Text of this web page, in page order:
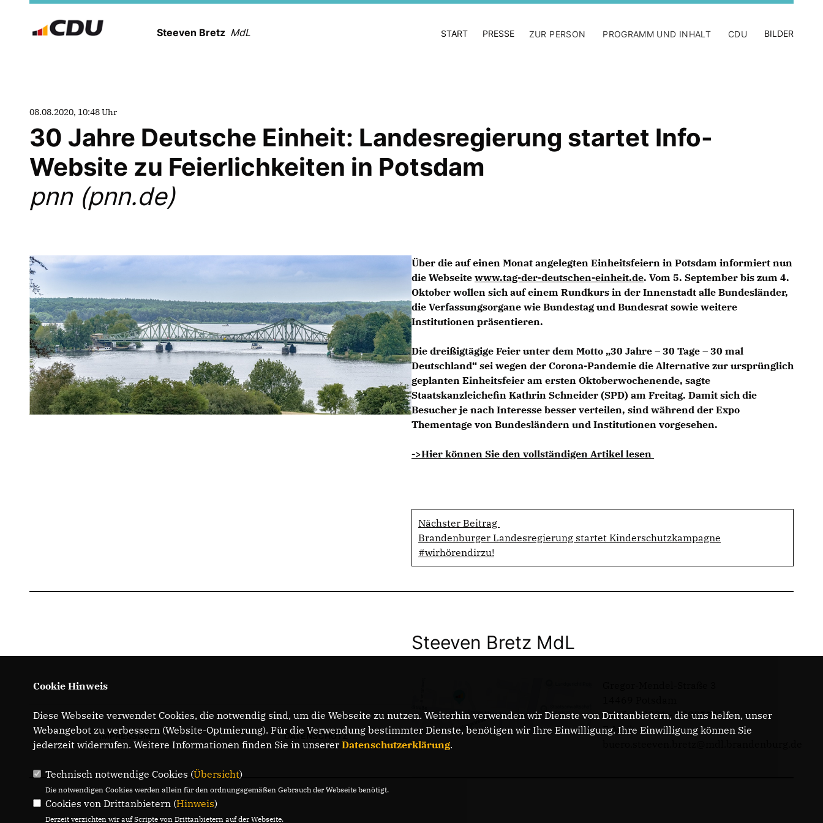
Steeven Bretz MdL START PRESSE ZUR PERSON PROGRAMM UND INHALT CDU BILDER
08.08.2020, 10:48 Uhr
30 Jahre Deutsche Einheit: Landesregierung startet Info-
Website zu Feierlichkeiten in Potsdam
pnn (pnn.de)
Über die auf einen Monat angelegten Einheitsfeiern in Potsdam informiert nun
die Webseite www.tag-der-deutschen-einheit.de. Vom 5. September bis zum 4.
Oktober wollen sich auf einem Rundkurs in der Innenstadt alle Bundesländer,
die Verfassungsorgane wie Bundestag und Bundesrat sowie weitere
Institutionen präsentieren.
Die dreißigtägige Feier unter dem Motto „30 Jahre – 30 Tage – 30 mal
Deutschland“ sei wegen der Corona-Pandemie die Alternative zur ursprünglich
geplanten Einheitsfeier am ersten Oktoberwochenende, sagte
Staatskanzleichefin Kathrin Schneider (SPD) am Freitag. Damit sich die
Besucher je nach Interesse besser verteilen, sind während der Expo
Thementage von Bundesländern und Institutionen vorgesehen.
->Hier können Sie den vollständigen Artikel lesen
Nächster Beitrag
Brandenburger Landesregierung startet Kinderschutzkampagne
#wirhörendirzu!
IMPRESSUM DATENSCHUTZ
Steeven Bretz MdL
Telefon: 0331 - 20085713
E-Mail:
Cookie Hinweis
Diese Webseite verwendet Cookies, die notwendig sind, um die Webseite zu nutzen. Weiterhin verwenden wir Dienste von Drittanbietern, die uns helfen, unser
Webangebot zu verbessern (Website-Optmierung). Für die Verwendung bestimmter Dienste, benötigen wir Ihre Einwilligung. Ihre Einwilligung können Sie
jederzeit widerrufen. Weitere Informationen finden Sie in unserer Datenschutzerklärung.
Technisch notwendige Cookies (Übersicht)
Die notwendigen Cookies werden allein für den ordnungsgemäßen Gebrauch der Webseite benötigt.
Cookies von Drittanbietern (Hinweis)
Derzeit verzichten wir auf Scripte von Drittanbietern auf der Webseite.